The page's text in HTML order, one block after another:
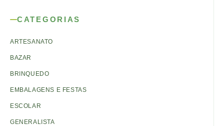
CATEGORIAS
ARTESANATO
BAZAR
BRINQUEDO
EMBALAGENS E FESTAS
ESCOLAR
GENERALISTA